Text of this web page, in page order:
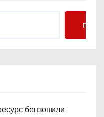
бензопили